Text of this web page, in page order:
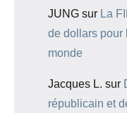
JUNG sur La
de dollars pour
monde
Jacques L. sur
républicain et